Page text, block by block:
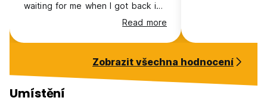
waiting for me when I got back in
the afternoon, the space is
peaceful and quiet, most people
are working remotely in common
chill vibe, the location was lovely,
a beautiful river with boats out
front and free bicycles if you want
to venture into the town/oldtown
Read more
Zobrazit všechna hodnocení
Umístění